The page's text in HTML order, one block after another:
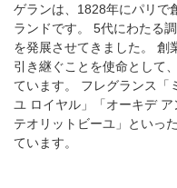
ゲランは、1828年にパリで
ランドです。 5代にわたる
を発展させてきました。 創
引き継ぐことを使命として
ています。 フレグランス「
ユ ロイヤル」「オーキデ
テオリットビーユ」といっ
ています。